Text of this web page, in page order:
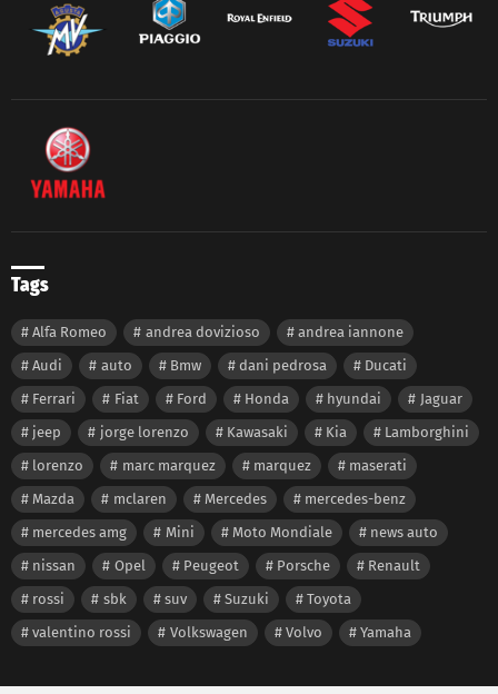
Tags
Alfa Romeo andrea dovizioso
andrea iannone
Audi
auto Bmw dani pedrosa
Ducati
Ferrari
Fiat Ford Honda hyundai
Jaguar
jeep
jorge lorenzo Kawasaki Kia
Lamborghini
lorenzo
marc marquez marquez
maserati
Mazda
mclaren Mercedes
mercedes-benz
mercedes amg
Mini Moto Mondiale
news auto
nissan
Opel Peugeot Porsche
Renault
rossi
sbk suv Suzuki
Toyota
valentino rossi
Volkswagen Volvo Yamaha